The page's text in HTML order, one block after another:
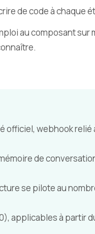
de code à chaque
au composant sur
webhook relié
de
se pilote au
applicables à partir